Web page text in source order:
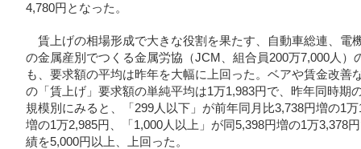
4,780円となった。
賃上げの相場形成で大きな役割を果たす、自動車総連、電
の金属産別でつくる金属労協（JCM、組合員200万7,000人）
も、要求額の平均は昨年を大幅に上回った。ベアや賃金改善
の「賃上げ」要求額の単純平均は1万1,983円で、昨年同時期
規模別にみると、「299人以下」が前年同月比3,738円増の1
増の1万2,985円、「1,000人以上」が同5,398円増の1万3,378
績を5,000円以上、上回った。